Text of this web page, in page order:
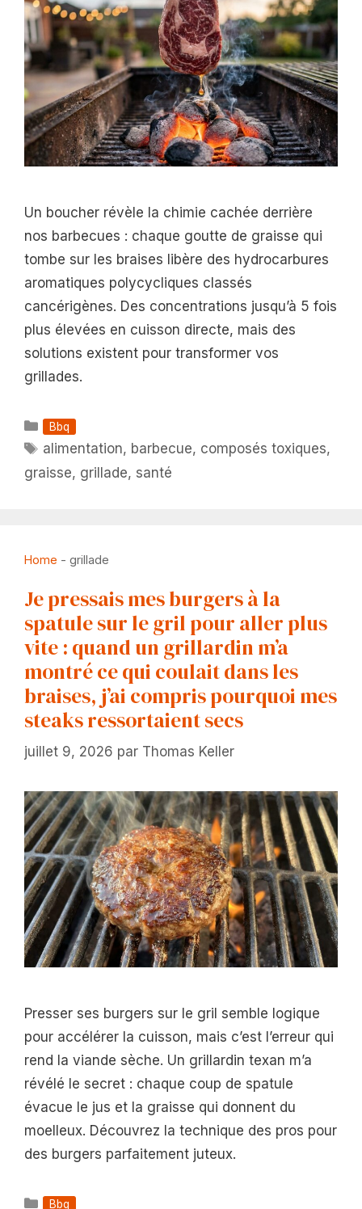
Un boucher révèle la chimie cachée derrière
nos barbecues : chaque goutte de graisse qui
tombe sur les braises libère des hydrocarbures
aromatiques polycycliques classés
cancérigènes. Des concentrations jusqu’à 5 fois
plus élevées en cuisson directe, mais des
solutions existent pour transformer vos
grillades.
Catégories
Bbq
Étiquettes
alimentation, barbecue, composés toxiques,
graisse, grillade, santé
Home - grillade
Je pressais mes burgers à la
spatule sur le gril pour aller plus
vite : quand un grillardin m’a
montré ce qui coulait dans les
braises, j’ai compris pourquoi mes
steaks ressortaient secs
juillet 9, 2026 par Thomas Keller
Presser ses burgers sur le gril semble logique
pour accélérer la cuisson, mais c’est l’erreur qui
rend la viande sèche. Un grillardin texan m’a
révélé le secret : chaque coup de spatule
évacue le jus et la graisse qui donnent du
moelleux. Découvrez la technique des pros pour
des burgers parfaitement juteux.
Catégories
Bbq